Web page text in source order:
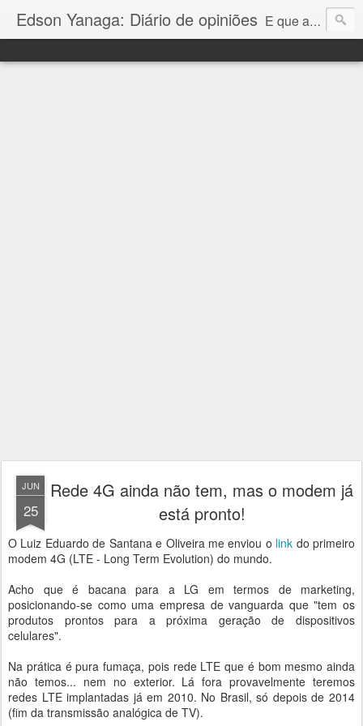
Edson Yanaga: Diário de opiniões E que a força esteja conosco!
JUN
25
Rede 4G ainda não tem, mas o modem já
está pronto!
O Luiz Eduardo de Santana e Oliveira me enviou o link do primeiro
modem 4G (LTE - Long Term Evolution) do mundo.
Acho que é bacana para a LG em termos de marketing,
posicionando-se como uma empresa de vanguarda que "tem os
produtos prontos para a próxima geração de dispositivos
celulares".
Na prática é pura fumaça, pois rede LTE que é bom mesmo ainda
não temos... nem no exterior. Lá fora provavelmente teremos
redes LTE implantadas já em 2010. No Brasil, só depois de 2014
(fim da transmissão analógica de TV).